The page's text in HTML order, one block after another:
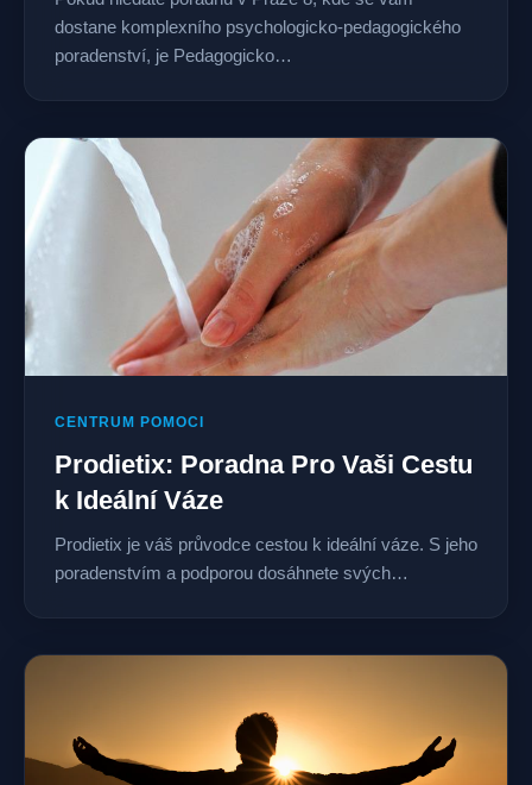
dostane komplexního psychologicko-pedagogického
poradenství, je Pedagogicko…
CENTRUM POMOCI
Prodietix: Poradna Pro Vaši Cestu
k Ideální Váze
Prodietix je váš průvodce cestou k ideální váze. S jeho
poradenstvím a podporou dosáhnete svých…